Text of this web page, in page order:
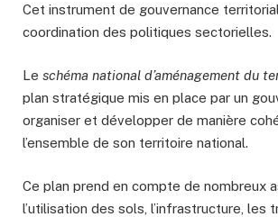
Cet instrument de gouvernance
coordination des politiques sectorielles.
Le schéma national d’aménagement du
plan stratégique mis en place par un
organiser et développer de manière
l’ensemble de son territoire national.
Ce plan prend en compte de nombreux
l’utilisation des sols, l’infrastructure, les